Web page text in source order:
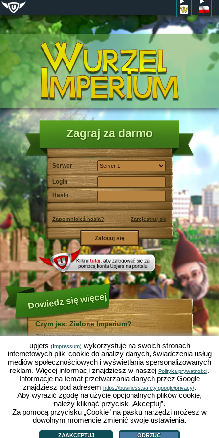
Zagraj za darmo
Serwer
Login
Hasło
Zapomniałeś hasła? Zarejestruj się
Dowiedz się więcej
Czym jest Zielone Imperium?
Zielone Imperium ...
... jest zabawną symulacją ekonomiczną, w której
wszystko odbywa się w mikrokosmosie ogrodu. Jako
bezpłatna gra online działa całkowicie w Twojej
przeglądarce bez konieczności jej instalowania i
pomocy dodatkowego oprogramowania!
Zlecając pracę skrzętnym krasnalom ogrodowym
będziesz mógł stworzyć swój własny mały Rajski
Ogród. Siać, sadzić, zbierać plony, handlować z innymi
graczami, czy też ulepszać metody uprawy? Sałata,
marchewka, truskawki, szpinak czy też cebula? Zależy
od Ciebie, które warzywa, kwiaty lub owoce chcesz
uprawiać. Odwiedź przyjazne miastaZieloną Dolinęi
Działkowo
, by handlować z innymi graczami, kupować
nowe rośliny i ozdoby do Twojego ogrodu, a także
Czym jest Zielone Imperium? |Historia|ZI oferuje|Zasady gry|
Zarządzaj ciasteczkami
upjers (Impressum) wykorzystuje na swoich stronach
internetowych pliki cookie do analizy danych, świadczenia usług
mediów społecznościowych i wyświetlania spersonalizowanych
reklam. Więcej informacji znajdziesz w naszej Polityka prywatności.
Informacje na temat przetwarzania danych przez Google
znajdziesz pod adresem https://business.safety.google/privacy/.
Aby wyrazić zgodę na użycie opcjonalnych plików cookie,
należy kliknąć przycisk „Akceptuj”.
Za pomocą przycisku „Cookie” na pasku narzędzi możesz w
dowolnym momencie zmienić swoje ustawienia.
ZAAKCEPTUJ ODRZUĆ